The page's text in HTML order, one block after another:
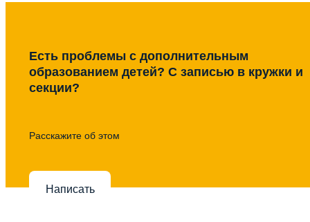
Есть проблемы с дополнительным
образованием детей? С записью в кружки и
секции?
Расскажите об этом
Написать